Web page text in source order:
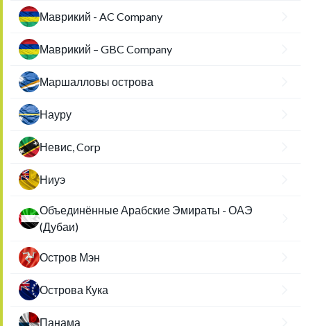
Маврикий - AC Company
Маврикий – GBC Company
Маршалловы острова
Науру
Невис, Corp
Ниуэ
Объединённые Арабские Эмираты - ОАЭ
(Дубаи)
Остров Мэн
Острова Кука
Панама